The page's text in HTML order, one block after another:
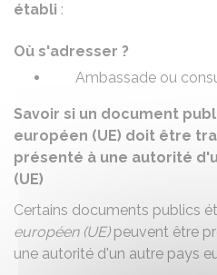
établi :
Où s'adresser ?
Ambassade ou
Savoir si un document
européen (UE) doit être
présenté à une autorité
(UE)
Certains documents publics
européen (UE)peuvent être
une autorité d'un autre pays